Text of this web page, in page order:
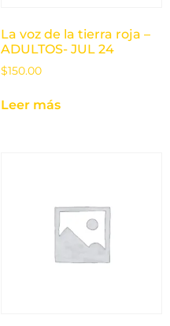
La voz de la tierra roja –
ADULTOS- JUL 24
$150.00
Leer más